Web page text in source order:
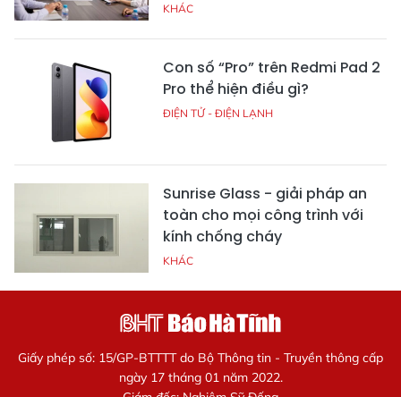
KHÁC
Con số “Pro” trên Redmi Pad 2
Pro thể hiện điều gì?
ĐIỆN TỬ - ĐIỆN LẠNH
Sunrise Glass - giải pháp an
toàn cho mọi công trình với
kính chống cháy
KHÁC
Giấy phép số: 15/GP-BTTTT do Bộ Thông tin - Truyền thông cấp
ngày 17 tháng 01 năm 2022.